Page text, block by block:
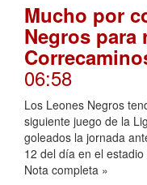
Mucho por
Negros para
06:58
Los Leones Negros
siguiente juego de la
goleados la jornada
12 del día en el
Nota completa »